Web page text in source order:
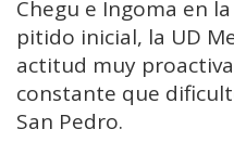
Chegu e Ingoma en
pitido inicial, la UD
actitud muy
constante que
San Pedro.